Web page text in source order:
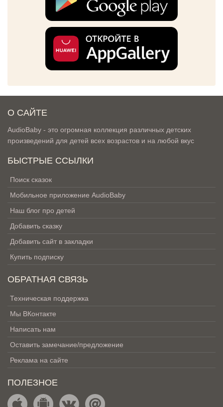
О САЙТЕ
AudioBaby - это огромная коллекция различных детских
произведений для детей всех возрастов и на любой вкус
БЫСТРЫЕ ССЫЛКИ
Поиск сказок
Мобильное приложение AudioBaby
Наш блог про детей
Добавить сказку
Добавить сайт в закладки
Купить подписку
ОБРАТНАЯ СВЯЗЬ
Техническая поддержка
Мы ВКонтакте
Написать нам
Оставить замечание/предложение
Реклама на сайте
ПОЛЕЗНОЕ